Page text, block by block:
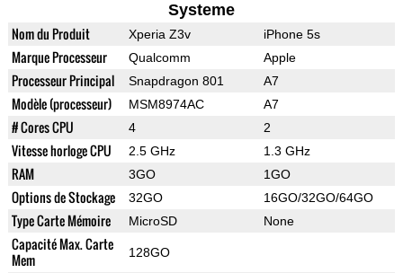
Systeme
Nom du Produit Xperia Z3v iPhone 5s
Marque Processeur Qualcomm Apple
Processeur Principal Snapdragon 801 A7
Modèle (processeur) MSM8974AC A7
# Cores CPU 4 2
Vitesse horloge CPU 2.5 GHz 1.3 GHz
RAM 3GO 1GO
Options de Stockage 32GO 16GO/32GO/64GO
Type Carte Mémoire MicroSD None
Capacité Max. Carte
Mem
128GO